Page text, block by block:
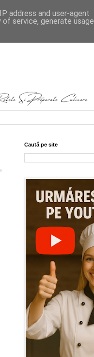
Caută pe site
address and user-agent
service, generate usage